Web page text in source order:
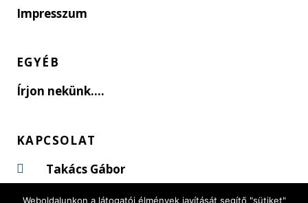
Impresszum
EGYÉB
Írjon nekünk....
KAPCSOLAT
Takács Gábor
Weboldalunkon a látogatói élmények javítását segítő "sütiket"